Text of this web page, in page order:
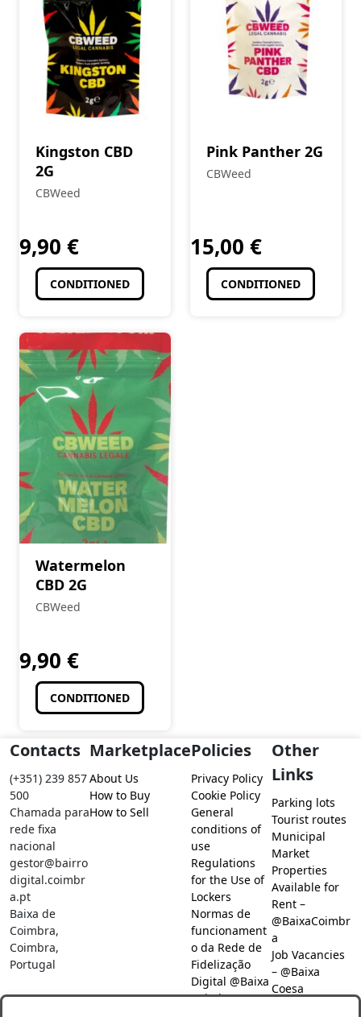
Kingston CBD
2G
CBWeed
9,90 €
CONDITIONED
Pink Panther 2G
CBWeed
15,00 €
CONDITIONED
Watermelon
CBD 2G
CBWeed
9,90 €
CONDITIONED
Contacts
(+351) 239 857
500
Chamada para
rede fixa
nacional
gestor@bairro
digital.coimbr
a.pt
Baixa de
Coimbra,
Coimbra,
Portugal
Marketplace
About Us
How to Buy
How to Sell
Policies
Privacy Policy
Cookie Policy
General
conditions of
use
Regulations
for the Use of
Lockers
Normas de
funcionament
o da Rede de
Fidelização
Digital @Baixa
Coimbra
Other
Links
Parking lots
Tourist routes
Municipal
Market
Properties
Available for
Rent –
@BaixaCoimbr
a
Job Vacancies
– @Baixa
Coesa